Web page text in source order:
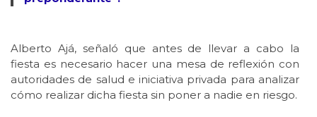
Alberto Ajá, señaló que antes de llevar a cabo la
fiesta es necesario hacer una mesa de reflexión con
autoridades de salud e iniciativa privada para analizar
cómo realizar dicha fiesta sin poner a nadie en riesgo.